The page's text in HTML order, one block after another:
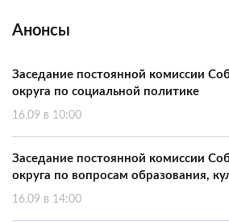
Анонсы
Заседание постоянной комиссии
округа по социальной политике
16.09 в 10:00
Заседание постоянной комиссии
округа по вопросам образования,
16.09 в 14:00